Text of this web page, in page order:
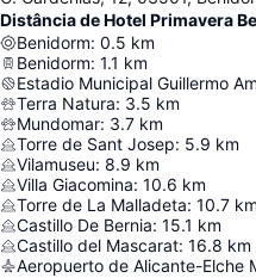
Distância de Hotel Primavera
Benidorm: 0.5 km
Benidorm: 1.1 km
Estadio Municipal Guillermo
Terra Natura: 3.5 km
Mundomar: 3.7 km
Torre de Sant Josep: 5.9 km
Vilamuseu: 8.9 km
Villa Giacomina: 10.6 km
Torre de La Malladeta: 10.7 km
Castillo De Bernia: 15.1 km
Castillo del Mascarat: 16.8 km
Aeropuerto de Alicante-Elche